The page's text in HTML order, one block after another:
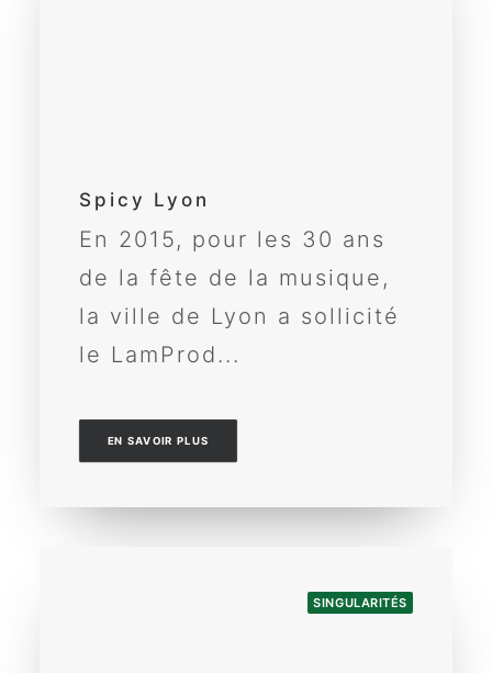
Spicy Lyon
En 2015, pour les 30 ans
de la fête de la musique,
la ville de Lyon a sollicité
le LamProd...
EN SAVOIR PLUS
SINGULARITÉS